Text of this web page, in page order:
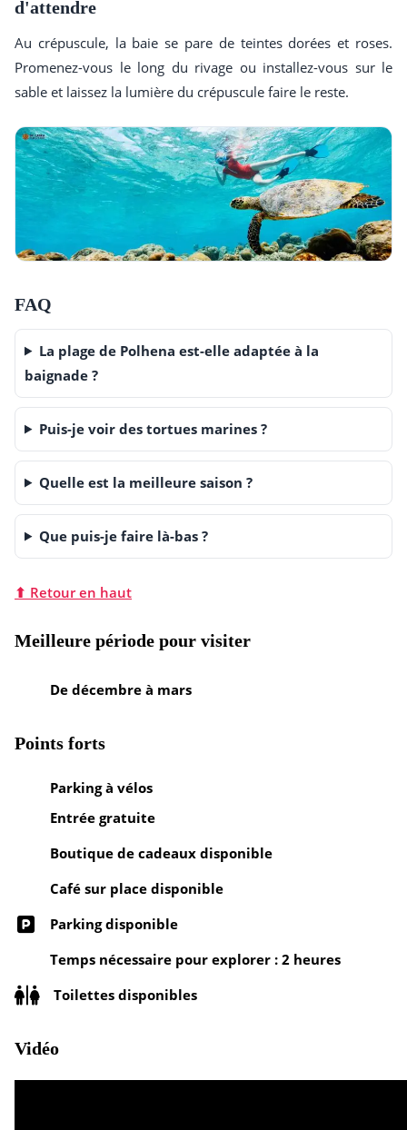
d'attendre
Au crépuscule, la baie se pare de teintes dorées et roses.
Promenez-vous le long du rivage ou installez-vous sur le
sable et laissez la lumière du crépuscule faire le reste.
FAQ
La plage de Polhena est-elle adaptée à la
baignade ?
Puis-je voir des tortues marines ?
Quelle est la meilleure saison ?
Que puis-je faire là-bas ?
⬆ Retour en haut
Meilleure période pour visiter
De décembre à mars
Points forts
Parking à vélos
Entrée gratuite
Boutique de cadeaux disponible
Café sur place disponible
Parking disponible
Temps nécessaire pour explorer : 2 heures
Toilettes disponibles
Vidéo